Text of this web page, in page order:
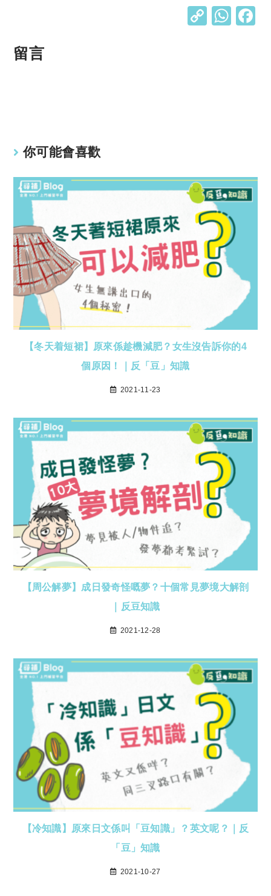
C W
留言
你可能會喜歡
【冬天着短裙】原來係趁機減肥？女生沒告訴你的4
個原因！｜反「豆」知識
2021-11-23
【周公解夢】成日發奇怪嘅夢？十個常見夢境大解剖
｜反豆知識
2021-12-28
【冷知識】原來日文係叫「豆知識」？英文呢？｜反
「豆」知識
2021-10-27